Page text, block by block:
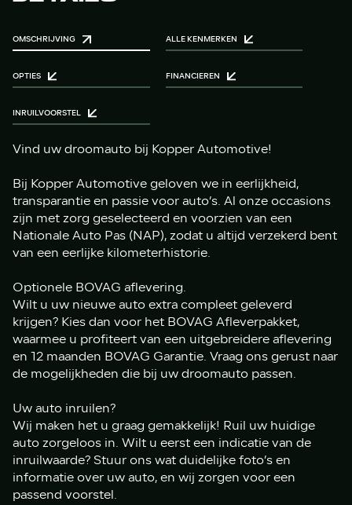
OMSCHRIJVING ALLE KENMERKEN
OPTIES FINANCIEREN
INRUILVOORSTEL
Vind uw droomauto bij Kopper Automotive!
Bij Kopper Automotive geloven we in eerlijkheid,
transparantie en passie voor auto’s. Al onze occasions
zijn met zorg geselecteerd en voorzien van een
Nationale Auto Pas (NAP), zodat u altijd verzekerd bent
van een eerlijke kilometerhistorie.
Optionele BOVAG aflevering.
Wilt u uw nieuwe auto extra compleet geleverd
krijgen? Kies dan voor het BOVAG Afleverpakket,
waarmee u profiteert van een uitgebreidere aflevering
en 12 maanden BOVAG Garantie. Vraag ons gerust naar
de mogelijkheden die bij uw droomauto passen.
Uw auto inruilen?
Wij maken het u graag gemakkelijk! Ruil uw huidige
auto zorgeloos in. Wilt u eerst een indicatie van de
inruilwaarde? Stuur ons wat duidelijke foto’s en
informatie over uw auto, en wij zorgen voor een
passend voorstel.